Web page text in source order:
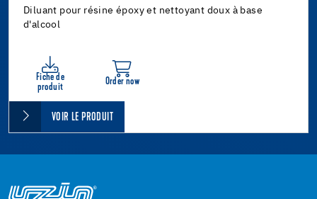
Diluant pour résine époxy et nettoyant doux à base
d'alcool
Fiche de
produit
Order now
VOIR LE PRODUIT